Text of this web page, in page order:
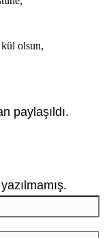
kül olsun,
paylaşıldı.